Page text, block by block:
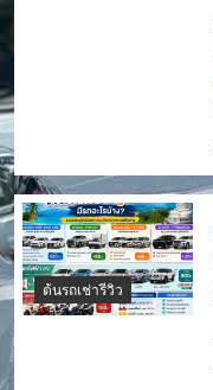
ต้นรถเช่ารีวิว